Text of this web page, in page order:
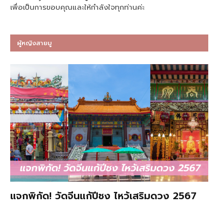
เพื่อเป็นการขอบคุณและให้กำลังใจทุกท่านค่ะ
ผู้หญิงสายมู
แจกพิกัด! วัดจีนแก้ปีชง ไหว้เสริมดวง 2567